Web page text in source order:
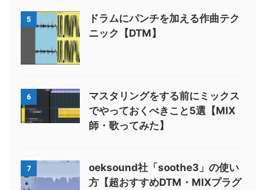
5
ドラムにパンチを加える作曲テク
ニック【DTM】
6
マスタリングをする前にミックス
でやっておくべきこと5選【MIX
師・歌ってみた】
7
oeksound社「soothe3」の使い
方【超おすすめDTM・MIXプラグ